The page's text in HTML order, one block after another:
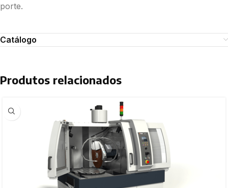
porte.
Catálogo
Produtos relacionados